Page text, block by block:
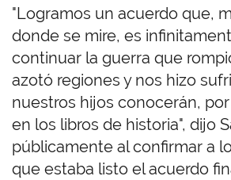
"Logramos un acuerdo que,
donde se mire, es
continuar la guerra que
azotó regiones y nos hizo
nuestros hijos conocerán,
en los libros de historia", dijo
públicamente al confirmar a
que estaba listo el acuerdo